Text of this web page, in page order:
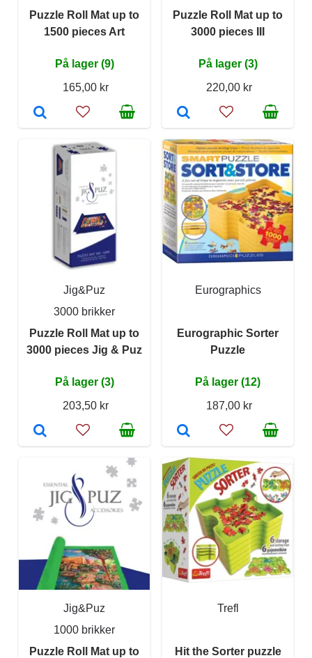
Puzzle Roll Mat up to
1500 pieces Art
På lager (9)
165,00 kr
Puzzle Roll Mat up to
3000 pieces III
På lager (3)
220,00 kr
Jig&Puz
3000 brikker
Puzzle Roll Mat up to
3000 pieces Jig & Puz
På lager (3)
203,50 kr
Eurographics
Eurographic Sorter
Puzzle
På lager (12)
187,00 kr
Jig&Puz
1000 brikker
Puzzle Roll Mat up to
Trefl
Hit the Sorter puzzle